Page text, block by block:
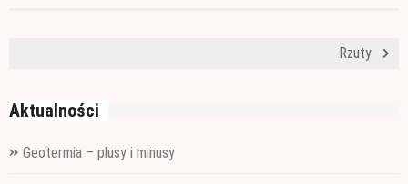
Rzuty
Aktualności
Geotermia – plusy i minusy